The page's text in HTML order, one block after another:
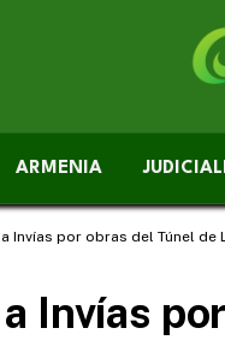
ARMENIA
Invías por obras del Túnel de
Invías